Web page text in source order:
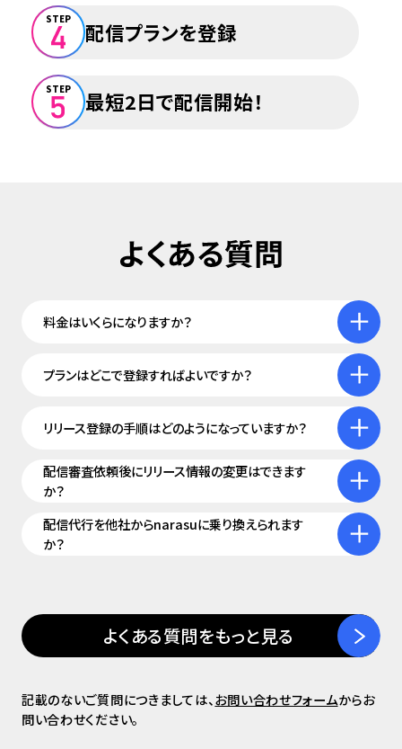
STEP 配信プランを登録
STEP 最短2日で配信開始！
料金はいくらになりますか？
プランはどこで登録すればよいですか？
リリース登録の手順はどのようになっていますか？
配信審査依頼後にリリース情報の変更はできます
か？
配信代行を他社からnarasuに乗り換えられます
か？
よくある質問をもっと見る
記載のないご質問につきましては、お問い合わせフォームからお
問い合わせください。